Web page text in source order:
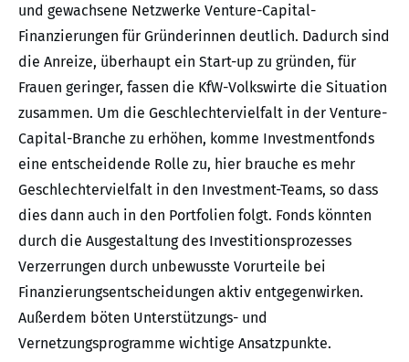
und gewachsene Netzwerke Venture-Capital-
Finanzierungen für Gründerinnen deutlich. Dadurch sind
die Anreize, überhaupt ein Start-up zu gründen, für
Frauen geringer, fassen die KfW-Volkswirte die Situation
zusammen. Um die Geschlechtervielfalt in der Venture-
Capital-Branche zu erhöhen, komme Investmentfonds
eine entscheidende Rolle zu, hier brauche es mehr
Geschlechtervielfalt in den Investment-Teams, so dass
dies dann auch in den Portfolien folgt. Fonds könnten
durch die Ausgestaltung des Investitionsprozesses
Verzerrungen durch unbewusste Vorurteile bei
Finanzierungsentscheidungen aktiv entgegenwirken.
Außerdem böten Unterstützungs- und
Vernetzungsprogramme wichtige Ansatzpunkte.